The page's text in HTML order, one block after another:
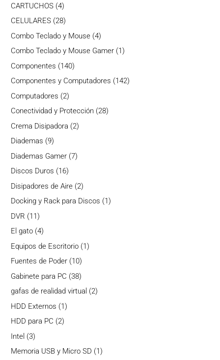
CARTUCHOS 44
productos
CELULARES 2828
productos
Combo Teclado y Mouse 44
productos
Combo Teclado y Mouse Gamer 1 1
Componentes 140140
productos
Componentes y Computadores 142142
Computadores 22
productos
Conectividad y Protección 2828
Crema Disipadora 22
Diademas 99
productos
Diademas Gamer 77
Discos Duros 1616
productos
Disipadores de Aire 22
productos
Docking y Rack para Discos 1 1
DVR 1111
productos
El gato 44
productos
Equipos de Escritorio 11
Fuentes de Poder 1010
productos
Gabinete para PC 3838
productos
gafas de realidad virtual 22
HDD Externos 11
HDD para PC 22
Intel 33
productos
Memoria USB y Micro SD 1 1